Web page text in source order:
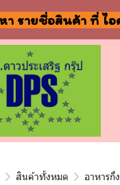
รายชื่อสินค้า ที่ ไ
สินค้าทั้งหมด อาหารกึ่